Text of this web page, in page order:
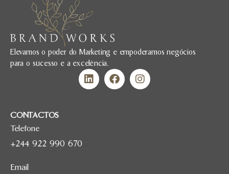
Elevamos o poder do Marketing e empoderamos negócios
para o sucesso e a excelência.
CONTACTOS
Telefone
+244 922 990 670
Email